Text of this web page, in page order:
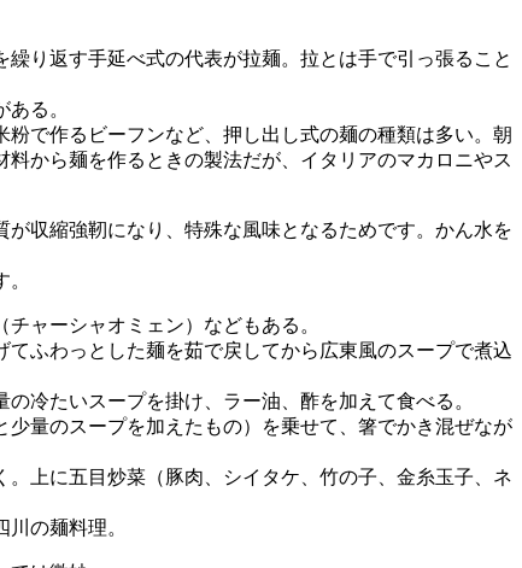
り返す手延べ式の代表が拉麺。拉とは手で引っ張ること
る。
で作るビーフンなど、押し出し式の麺の種類は多い。朝
から麺を作るときの製法だが、イタリアのマカロニやス
収縮強靭になり、特殊な風味となるためです。かん水を
ャーシャオミェン）などもある。
ふわっとした麺を茹で戻してから広東風のスープで煮込
たいスープを掛け、ラー油、酢を加えて食べる。
量のスープを加えたもの）を乗せて、箸でかき混ぜなが
上に五目炒菜（豚肉、シイタケ、竹の子、金糸玉子、ネ
の麺料理。